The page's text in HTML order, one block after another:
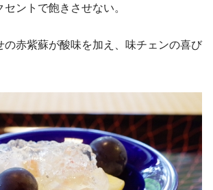
ントで飽きさせない。
の赤紫蘇が酸味を加え、味チェンの喜び